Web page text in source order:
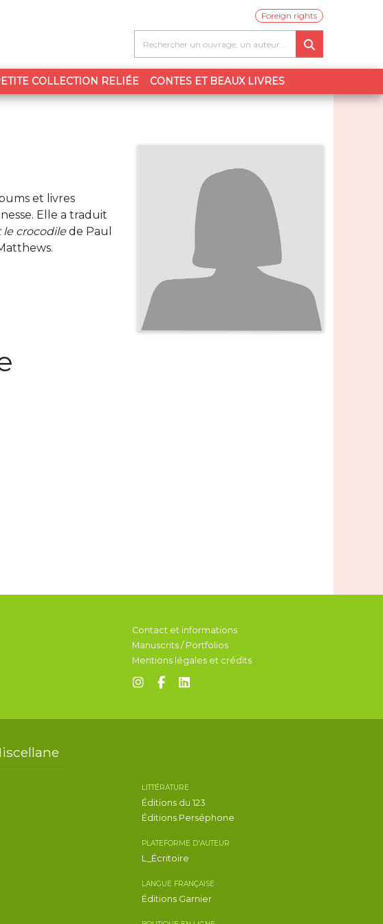
Foreign rights
COLLECTION RELIÉE CONTES ET BEAUX LIVRES
et livres
Elle a traduit
le crocodilede Paul
Contact et informations
Manuscrits / Portfolios
Mentions légales et crédits
LITTÉRATURE
Éditions du 123
Éditions Perséphone
PLATEFORME D'AUTEUR
L_Écritoire
LANGUE FRANÇAISE
Éditions Garnier